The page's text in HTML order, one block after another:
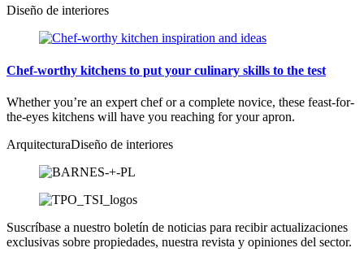
Diseño de interiores
Chef-worthy kitchens to put your culinary skills to the test
Whether you’re an expert chef or a complete novice, these feast-for-
the-eyes kitchens will have you reaching for your apron.
ArquitecturaDiseño de interiores
Suscríbase a nuestro boletín de noticias para recibir actualizaciones
exclusivas sobre propiedades, nuestra revista y opiniones del sector.